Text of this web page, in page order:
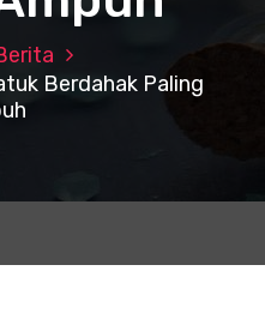
Berdahak Paling